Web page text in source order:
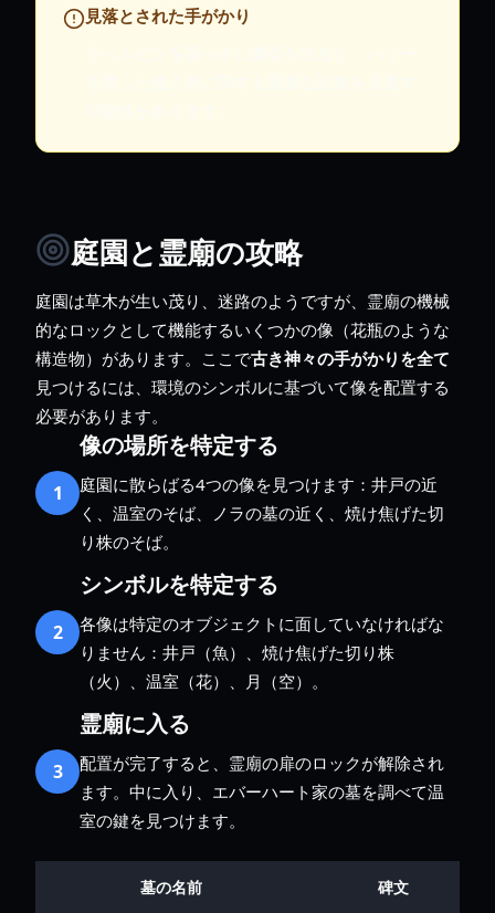
見落とされた手がかり
庭園と霊廟の攻略
庭園は草木が生い茂り、迷路のようですが、霊廟の機械
的なロックとして機能するいくつかの像（花瓶のような
構造物）があります。ここで古き神々の手がかりを全て
見つけるには、環境のシンボルに基づいて像を配置する
必要があります。
1
像の場所を特定する
庭園に散らばる4つの像を見つけます：井戸の近
く、温室のそば、ノラの墓の近く、焼け焦げた切
り株のそば。
2
シンボルを特定する
各像は特定のオブジェクトに面していなければな
りません：井戸（魚）、焼け焦げた切り株
（火）、温室（花）、月（空）。
3
霊廟に入る
配置が完了すると、霊廟の扉のロックが解除され
ます。中に入り、エバーハート家の墓を調べて温
室の鍵を見つけます。
墓の名前 碑文